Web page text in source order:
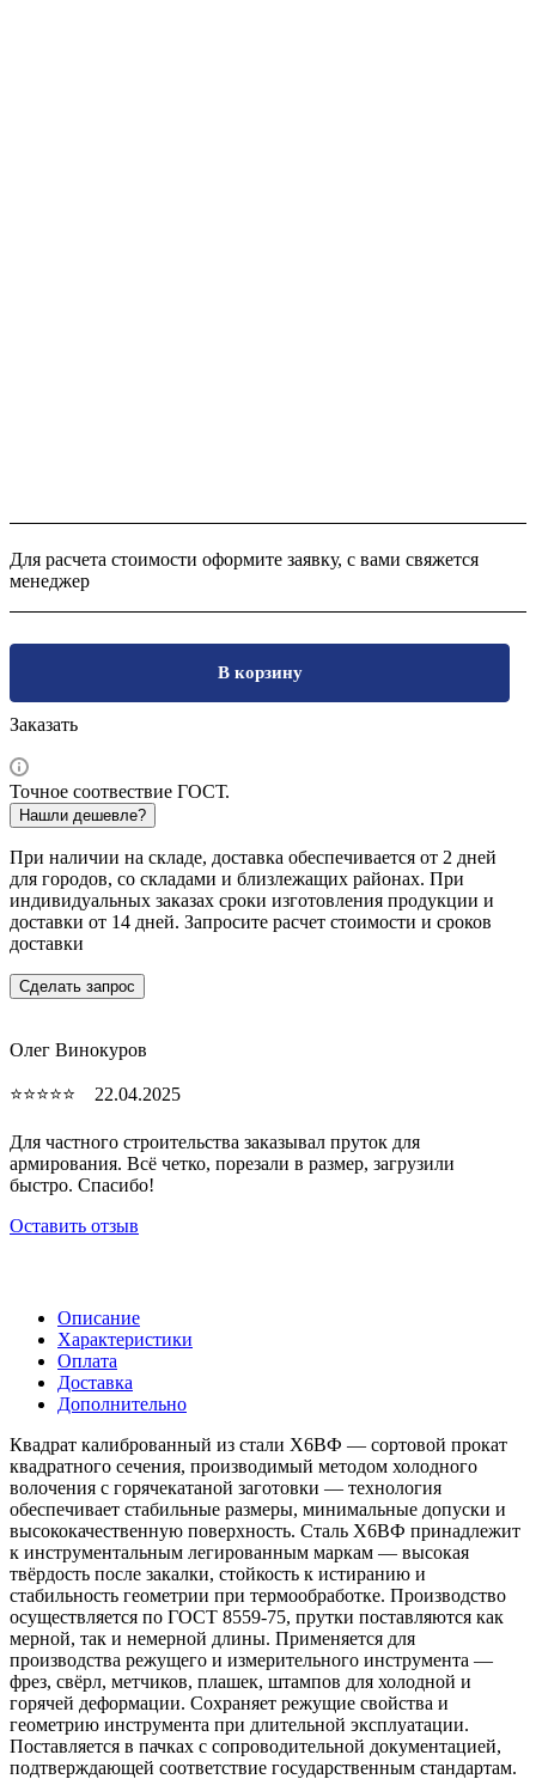
Для расчета стоимости оформите заявку, с вами свяжется
менеджер
В корзину
Заказать
Точное соотвествие ГОСТ.
Нашли дешевле?
При наличии на складе, доставка обеспечивается от 2 дней
для городов, со складами и близлежащих районах. При
индивидуальных заказах сроки изготовления продукции и
доставки от 14 дней. Запросите расчет стоимости и сроков
доставки
Сделать запрос
Олег Винокуров
⭐⭐⭐⭐⭐ 22.04.2025
Для частного строительства заказывал пруток для
армирования. Всё четко, порезали в размер, загрузили
быстро. Спасибо!
Оставить отзыв
Описание
Характеристики
Оплата
Доставка
Дополнительно
Квадрат калиброванный из стали Х6ВФ — сортовой прокат
квадратного сечения, производимый методом холодного
волочения с горячекатаной заготовки — технология
обеспечивает стабильные размеры, минимальные допуски и
высококачественную поверхность. Сталь Х6ВФ принадлежит
к инструментальным легированным маркам — высокая
твёрдость после закалки, стойкость к истиранию и
стабильность геометрии при термообработке. Производство
осуществляется по ГОСТ 8559-75, прутки поставляются как
мерной, так и немерной длины. Применяется для
производства режущего и измерительного инструмента —
фрез, свёрл, метчиков, плашек, штампов для холодной и
горячей деформации. Сохраняет режущие свойства и
геометрию инструмента при длительной эксплуатации.
Поставляется в пачках с сопроводительной документацией,
подтверждающей соответствие государственным стандартам.